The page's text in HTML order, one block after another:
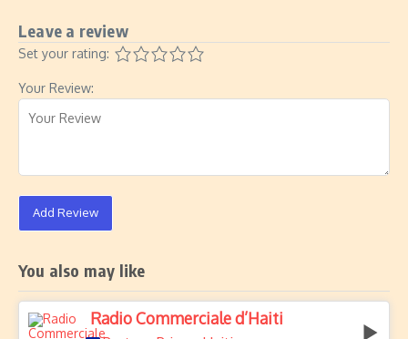
Leave a review
Set your rating:
Your Review:
Add Review
You also may like
Radio Commerciale d’Haiti